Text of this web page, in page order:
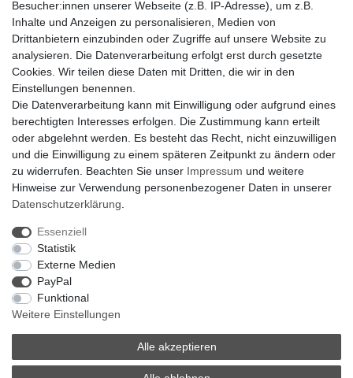
Inbetriebnahme & Serviceleistungen
Für Interessierte aus der Schweiz
Klimaanlage = Wärmepumpe
Hilfe
Bankverbindung:
encliso GmbH
Kreissparkasse Verl
Kto-Nr. 25007352 - BLZ 47853520
BIC/SWIFT: WELADED1WDB
IBAN: DE07 4785 3520 0025 0073 52
Impressum
Barrierefreiheitserklärung
Vertrag widerrufen
Besucher:innen unserer Webseite (z.B. IP-Adresse), um z.B.
Inhalte und Anzeigen zu personalisieren, Medien von
Drittanbietern einzubinden oder Zugriffe auf unsere Website zu
analysieren. Die Datenverarbeitung erfolgt erst durch gesetzte
Cookies. Wir teilen diese Daten mit Dritten, die wir in den
Einstellungen benennen.
Die Datenverarbeitung kann mit Einwilligung oder aufgrund eines
berechtigten Interesses erfolgen. Die Zustimmung kann erteilt
oder abgelehnt werden. Es besteht das Recht, nicht einzuwilligen
und die Einwilligung zu einem späteren Zeitpunkt zu ändern oder
zu widerrufen. Beachten Sie unser Impressum und weitere
Hinweise zur Verwendung personenbezogener Daten in unserer
Daten­schutz­erklärung
Essenziell
Statistik
Externe Medien
PayPal
Funktional
Weitere Einstellungen
Alle akzeptieren